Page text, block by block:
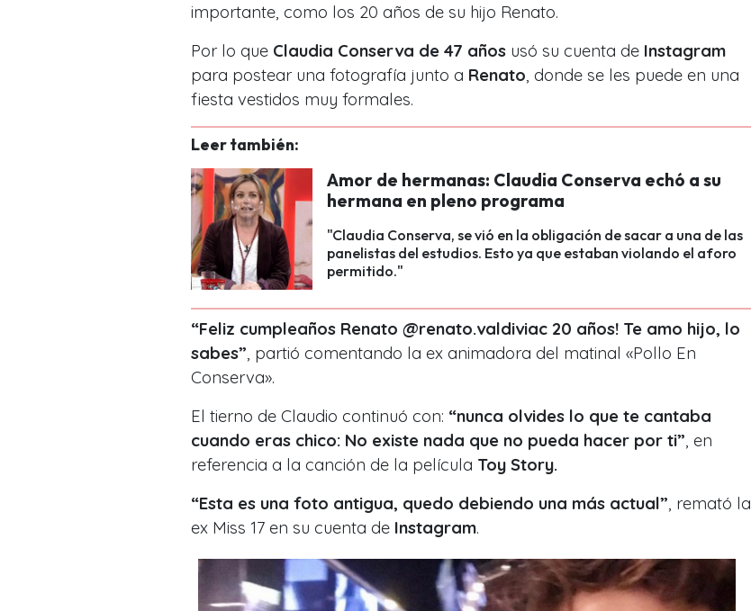
importante, como los 20 años de su hijo Renato.
Por lo que Claudia Conserva de 47 años usó su cuenta de Instagram
para postear una fotografía junto a Renato , donde se les puede en una
fiesta vestidos muy formales.
Leer también:
Amor de hermanas: Claudia Conserva echó a su
hermana en pleno programa
"Claudia Conserva, se vió en la obligación de sacar a una de las
panelistas del estudios. Esto ya que estaban violando el aforo
permitido."
“Feliz cumpleaños Renato @renato.valdiviac 20 años! Te amo hijo, lo
sabes” , partió comentando la ex animadora del matinal «Pollo En
Conserva».
El tierno de Claudio continuó con: “nunca olvides lo que te cantaba
cuando eras chico: No existe nada que no pueda hacer por ti” , en
referencia a la canción de la película Toy Story.
“Esta es una foto antigua, quedo debiendo una más actual” , remató la
ex Miss 17 en su cuenta de Instagram.